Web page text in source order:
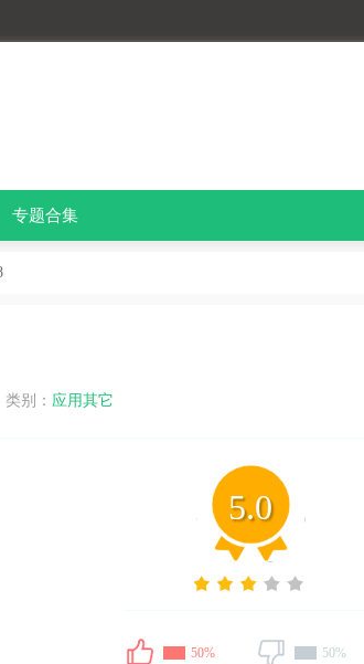
专题合集
类别： 应用其它
5.0
50% 50%